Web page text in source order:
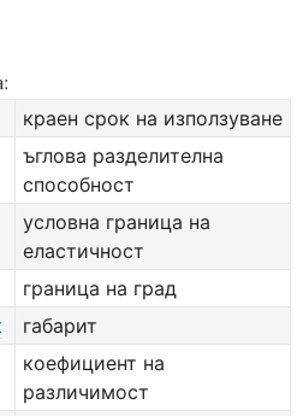
краен срок на използуване
ъглова разделителна
способност
условна граница на
еластичност
граница на град
габарит
коефициент на
различимост